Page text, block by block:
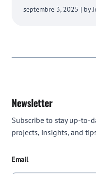
septembre 3, 2025 | by
Newsletter
Subscribe to stay up-to-
projects, insights, and
Email